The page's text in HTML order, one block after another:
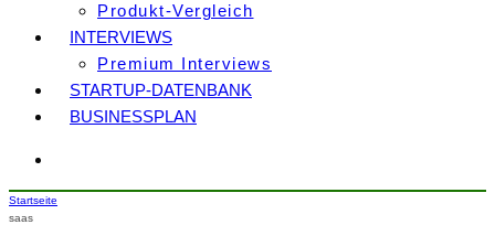
Produkt-Vergleich
INTERVIEWS
Premium Interviews
STARTUP-DATENBANK
BUSINESSPLAN
Startseite
saas